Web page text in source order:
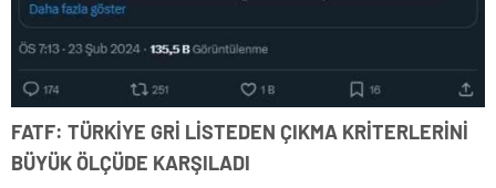
FATF: TÜRKİYE GRİ LİSTEDEN ÇIKMA KRİTERLERİNİ
BÜYÜK ÖLÇÜDE KARŞILADI